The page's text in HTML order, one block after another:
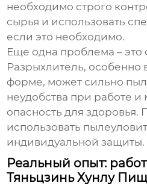
необходимо строго
сырья и использовать
если это необходимо.
Еще одна проблема – это
Разрыхлитель, особенно
форме, может сильно
неудобства при работе и
опасность для здоровья.
использовать
индивидуальной защиты.
Реальный опыт:
Тяньцзинь Хунлу